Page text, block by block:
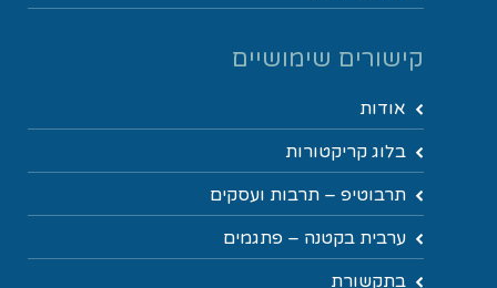
קישורים שימושיים
אודות
בלוג קריקטורות
תרבוטיפ – תרבות ועסקים
ערבית בקטנה – פתגמים
בתקשורת